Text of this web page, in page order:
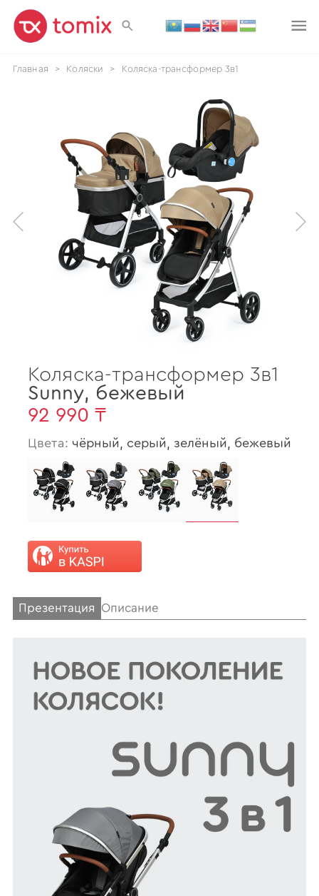
Главная > Коляски > Коляска-трансформер 3в1
Коляска-трансформер 3в1
Sunny, бежевый
92 990 ₸
Цвета: чёрный, серый, зелёный, бежевый
Презентация Описание